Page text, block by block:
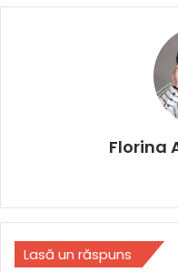
Florina
Lasă un răspuns